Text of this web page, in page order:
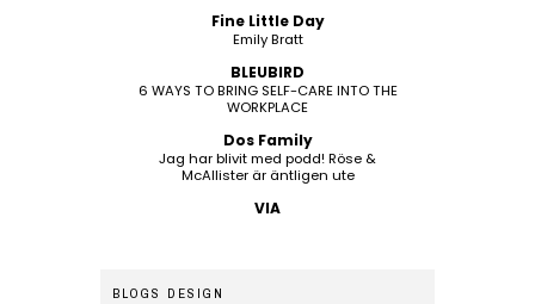
Fine Little Day
Emily Bratt
BLEUBIRD
6 WAYS TO BRING SELF-CARE INTO THE
WORKPLACE
Dos Family
Jag har blivit med podd! Röse &
McAllister är äntligen ute
VIA
BLOGS DESIGN